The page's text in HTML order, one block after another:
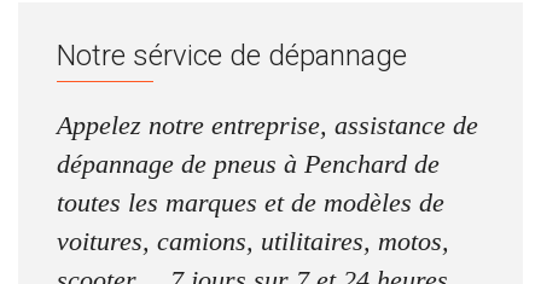
Notre sérvice de dépannage
Appelez notre entreprise, assistance de
dépannage de pneus à Penchard de
toutes les marques et de modèles de
voitures, camions, utilitaires, motos,